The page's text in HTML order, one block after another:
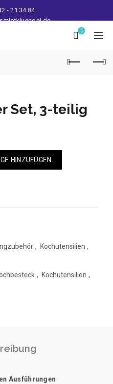
- 21 34 84
1 - 50389 Wesseling
Sa: 9 – 12 Uhr
0
Set, 3-teilig
HINZUFÜGEN
, Kochutensilien ,
, Kochutensilien ,
Ausführungen